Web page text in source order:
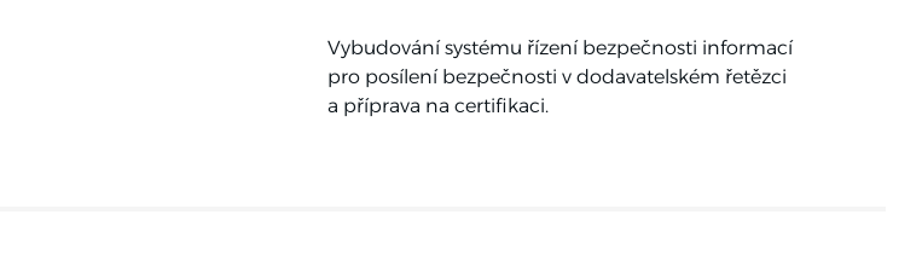
Vybudování systému řízení bezpečnosti informací
pro posílení bezpečnosti v dodavatelském řetězci
a příprava na certifikaci.